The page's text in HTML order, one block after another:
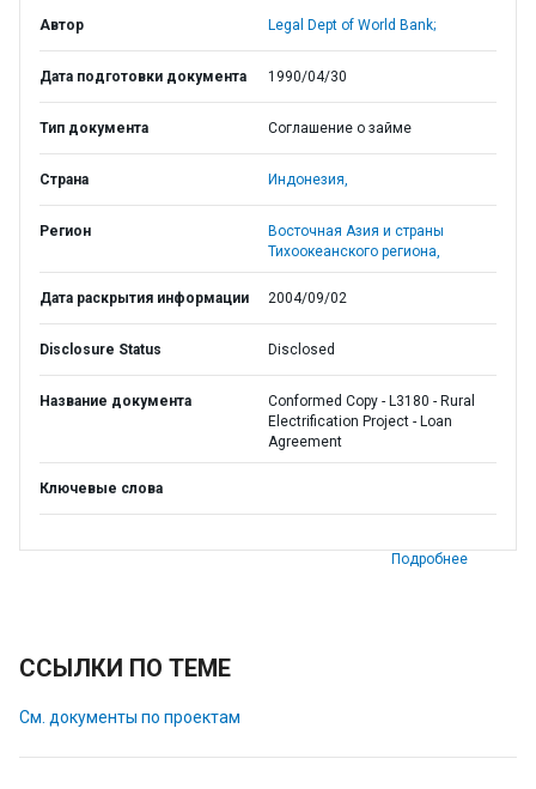
Автор Legal Dept of World Bank;
Дата подготовки документа 1990/04/30
Тип документа Соглашение о займе
Страна Индонезия,
Регион
Восточная Азия и страны
Тихоокеанского региона,
Дата раскрытия информации 2004/09/02
Disclosure Status Disclosed
Название документа
Conformed Copy - L3180 - Rural
Electrification Project - Loan
Agreement
Ключевые слова
Подробнее
ССЫЛКИ ПО ТЕМЕ
См. документы по проектам